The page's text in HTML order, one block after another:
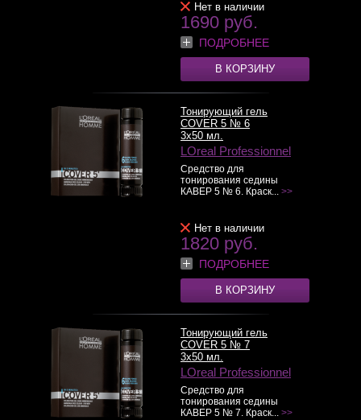
Нет в наличии
1690 руб.
ПОДРОБНЕЕ
В КОРЗИНУ
Тонирующий гель
COVER 5 № 6
3x50 мл.
LOreal Professionnel
Средство для
тонирования седины
КАВЕР 5 № 6. Краск... >>
Нет в наличии
1820 руб.
ПОДРОБНЕЕ
В КОРЗИНУ
Тонирующий гель
COVER 5 № 7
3x50 мл.
LOreal Professionnel
Средство для
тонирования седины
КАВЕР 5 № 7. Краск... >>